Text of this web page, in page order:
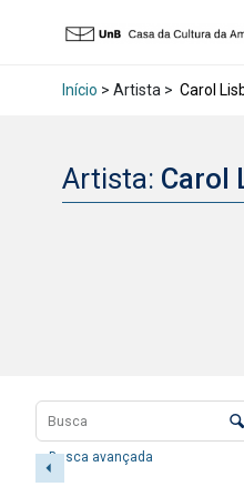
Início > Artista > Carol
Artista: Carol
Lista de itens
Controle de
Busca avançada